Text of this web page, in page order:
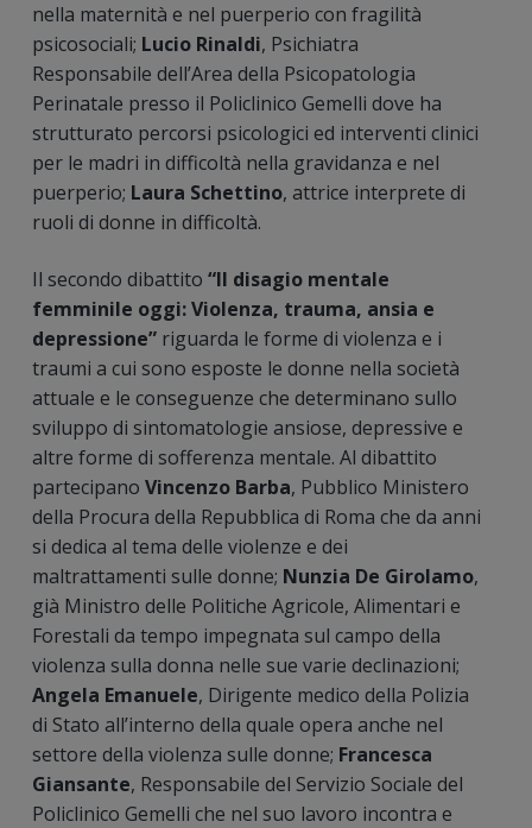
nella maternità e nel puerperio con fragilità
psicosociali; Lucio Rinaldi, Psichiatra
Responsabile dell’Area della Psicopatologia
Perinatale presso il Policlinico Gemelli dove ha
strutturato percorsi psicologici ed interventi clinici
per le madri in difficoltà nella gravidanza e nel
puerperio; Laura Schettino, attrice interprete di
ruoli di donne in difficoltà.
Il secondo dibattito “Il disagio mentale
femminile oggi: Violenza, trauma, ansia e
depressione”riguarda le forme di violenza e i
traumi a cui sono esposte le donne nella società
attuale e le conseguenze che determinano sullo
sviluppo di sintomatologie ansiose, depressive e
altre forme di sofferenza mentale. Al dibattito
partecipano Vincenzo Barba, Pubblico Ministero
della Procura della Repubblica di Roma che da anni
si dedica al tema delle violenze e dei
maltrattamenti sulle donne; Nunzia De Girolamo,
già Ministro delle Politiche Agricole, Alimentari e
Forestali da tempo impegnata sul campo della
violenza sulla donna nelle sue varie declinazioni;
Angela Emanuele, Dirigente medico della Polizia
di Stato all’interno della quale opera anche nel
settore della violenza sulle donne; Francesca
Giansante, Responsabile del Servizio Sociale del
Policlinico Gemelli che nel suo lavoro incontra e